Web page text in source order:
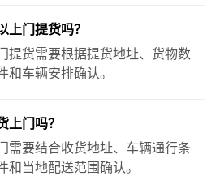
上门提货吗？
提货需要根据提货地址、货物数
和车辆安排确认。
上门吗？
需要结合收货地址、车辆通行条
和当地配送范围确认。